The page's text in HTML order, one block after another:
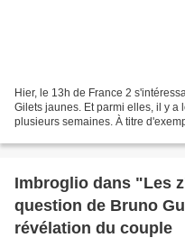
Hier, le 13h de France 2
Gilets jaunes. Et parmi elles, il y
plusieurs semaines. À titre
Imbroglio dans "Les
question de Bruno
révélation du couple